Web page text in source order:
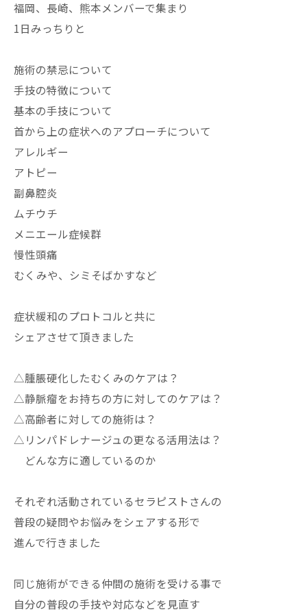
福岡、長崎、熊本メンバーで集まり
1日みっちりと
施術の禁忌について
手技の特徴について
基本の手技について
首から上の症状へのアプローチについて
アレルギー
アトピー
副鼻腔炎
ムチウチ
メニエール症候群
慢性頭痛
むくみや、シミそばかすなど
症状緩和のプロトコルと共に
シェアさせて頂きました
△腫脹硬化したむくみのケアは？
△静脈瘤をお持ちの方に対してのケアは？
△高齢者に対しての施術は？
△リンパドレナージュの更なる活用法は？
どんな方に適しているのか
それぞれ活動されているセラピストさんの
普段の疑問やお悩みをシェアする形で
進んで行きました
同じ施術ができる仲間の施術を受ける事で
自分の普段の手技や対応などを見直す